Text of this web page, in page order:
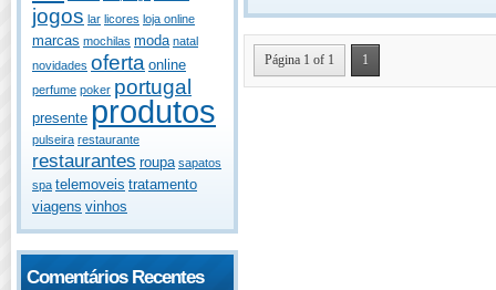
jogos lar licores loja online
marcas mochilas moda natal
novidades oferta online
perfume poker portugal
presente produtos
pulseira restaurante
restaurantes roupa sapatos
spa telemoveis tratamento
viagens vinhos
Comentários Recentes
Página 1 of 1 1